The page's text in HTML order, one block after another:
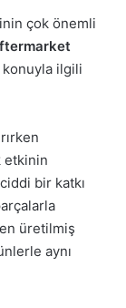
çok önemli
konuyla ilgili
etkinin
bir katkı
üretilmiş
aynı